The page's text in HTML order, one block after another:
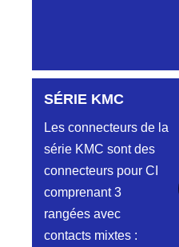
flottant »
Aucune pièce
pour
PROFILS HL-
HM
Embase et
Aucune pièce
SÉRIE KMC
Les connecteurs de la
série KMC sont des
connecteurs pour CI
comprenant 3
rangées avec
contacts mixtes :